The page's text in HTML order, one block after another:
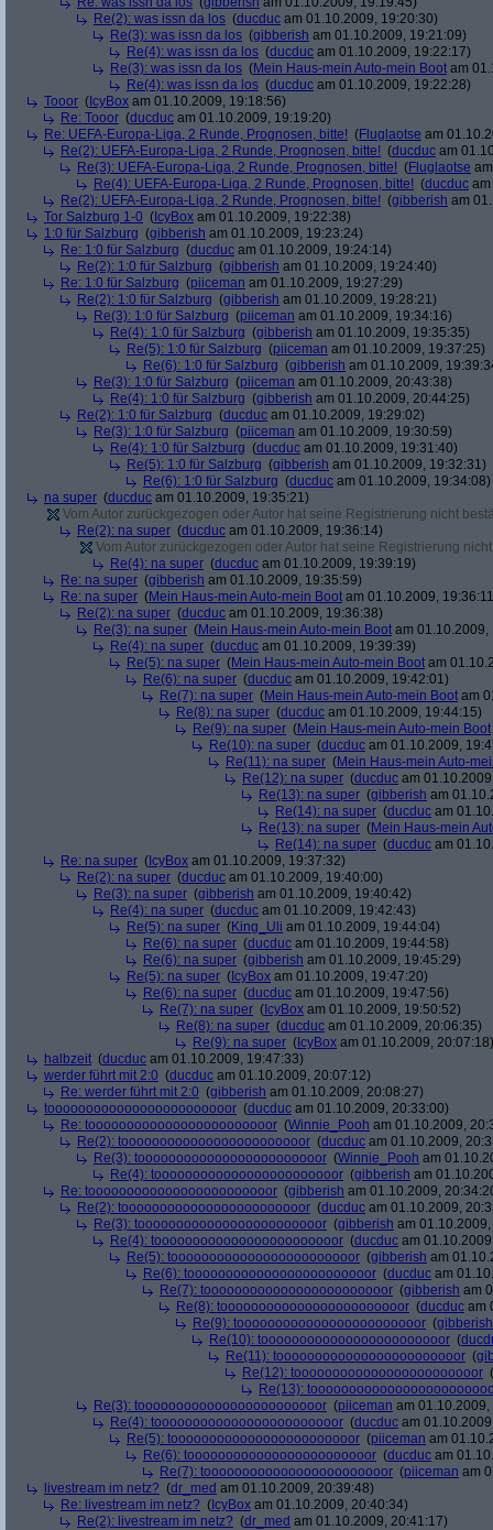
Re(2): was issn da los (ducduc am 01.10.2009, 19:20:30)
Re(3): was issn da los (gibberish am 01.10.2009, 19:21:09)
Re(4): was issn da los (ducduc am 01.10.2009, 19:22:17)
Re(3): was issn da los (Mein Haus-mein Auto-mein Boot am
Re(4): was issn da los (ducduc am 01.10.2009, 19:22:28)
Tooor ( IcyBox am 01.10.2009, 19:18:56)
Re: Tooor (ducduc am 01.10.2009, 19:19:20)
Re: UEFA-Europa-Liga, 2 Runde, Prognosen, bitte! (Fluglaotse am
Re(2): UEFA-Europa-Liga, 2 Runde, Prognosen, bitte! (ducduc am
Re(3): UEFA-Europa-Liga, 2 Runde, Prognosen, bitte! (Fluglaotse
Re(4): UEFA-Europa-Liga, 2 Runde, Prognosen, bitte! (ducduc
Re(2): UEFA-Europa-Liga, 2 Runde, Prognosen, bitte! (gibberish am
Tor Salzburg 1-0 ( IcyBox am 01.10.2009, 19:22:38)
1:0 für Salzburg (gibberish am 01.10.2009, 19:23:24)
Re: 1:0 für Salzburg (ducduc am 01.10.2009, 19:24:14)
Re(2): 1:0 für Salzburg (gibberish am 01.10.2009, 19:24:40)
Re: 1:0 für Salzburg (piiceman am 01.10.2009, 19:27:29)
Re(2): 1:0 für Salzburg (gibberish am 01.10.2009, 19:28:21)
Re(3): 1:0 für Salzburg (piiceman am 01.10.2009, 19:34:16)
Re(4): 1:0 für Salzburg (gibberish am 01.10.2009, 19:35:35)
Re(5): 1:0 für Salzburg (piiceman am 01.10.2009, 19:37:25)
Re(6): 1:0 für Salzburg (gibberish am 01.10.2009,
Re(3): 1:0 für Salzburg (piiceman am 01.10.2009, 20:43:38)
Re(4): 1:0 für Salzburg (gibberish am 01.10.2009, 20:44:25)
Re(2): 1:0 für Salzburg (ducduc am 01.10.2009, 19:29:02)
Re(3): 1:0 für Salzburg (piiceman am 01.10.2009, 19:30:59)
Re(4): 1:0 für Salzburg (ducduc am 01.10.2009, 19:31:40)
Re(5): 1:0 für Salzburg (gibberish am 01.10.2009, 19:32:31)
Re(6): 1:0 für Salzburg (ducduc am 01.10.2009, 19:34:08)
na super (ducduc am 01.10.2009, 19:35:21)
Vom Autor zurückgezogen oder Autor hat seine Registrierung nicht
Re(2): na super (ducduc am 01.10.2009, 19:36:14)
Vom Autor zurückgezogen oder Autor hat seine Registrierung
Re(4): na super (ducduc am 01.10.2009, 19:39:19)
Re: na super (gibberish am 01.10.2009, 19:35:59)
Re: na super (Mein Haus-mein Auto-mein Boot am 01.10.2009,
Re(2): na super (ducduc am 01.10.2009, 19:36:38)
Re(3): na super (Mein Haus-mein Auto-mein Boot am 01.10.2009,
Re(4): na super (ducduc am 01.10.2009, 19:39:39)
Re(5): na super (Mein Haus-mein Auto-mein Boot am
Re(6): na super (ducduc am 01.10.2009, 19:42:01)
Re(7): na super (Mein Haus-mein Auto-mein Boot am
Re(8): na super (ducduc am 01.10.2009, 19:44:15)
Re(9): na super (Mein Haus-mein Auto-mein Boot
Re(10): na super (ducduc am 01.10.2009,
Re(11): na super (Mein Haus-mein Auto-
Re(12): na super (ducduc am
Re(13): na super (gibberish am
Re(14): na super (ducduc am
Re(13): na super (Mein Haus-mein
Re(14): na super (ducduc am
Re: na super ( IcyBox am 01.10.2009, 19:37:32)
Re(2): na super (ducduc am 01.10.2009, 19:40:00)
Re(3): na super (gibberish am 01.10.2009, 19:40:42)
Re(4): na super (ducduc am 01.10.2009, 19:42:43)
Re(5): na super (King_Uli am 01.10.2009, 19:44:04)
Re(6): na super (ducduc am 01.10.2009, 19:44:58)
Re(6): na super (gibberish am 01.10.2009, 19:45:29)
Re(5): na super ( IcyBox am 01.10.2009, 19:47:20)
Re(6): na super (ducduc am 01.10.2009, 19:47:56)
Re(7): na super ( IcyBox am 01.10.2009, 19:50:52)
Re(8): na super (ducduc am 01.10.2009, 20:06:35)
Re(9): na super ( IcyBox am 01.10.2009, 20:07:18)
halbzeit (ducduc am 01.10.2009, 19:47:33)
werder führt mit 2:0 (ducduc am 01.10.2009, 20:07:12)
Re: werder führt mit 2:0 (gibberish am 01.10.2009, 20:08:27)
toooooooooooooooooooooooor (ducduc am 01.10.2009, 20:33:00)
Re: toooooooooooooooooooooooor (Winnie_Pooh am 01.10.2009,
Re(2): toooooooooooooooooooooooor (ducduc am 01.10.2009,
Re(3): toooooooooooooooooooooooor (Winnie_Pooh am
Re(4): toooooooooooooooooooooooor (gibberish am
Re: toooooooooooooooooooooooor (gibberish am 01.10.2009,
Re(2): toooooooooooooooooooooooor (ducduc am 01.10.2009,
Re(3): toooooooooooooooooooooooor (gibberish am
Re(4): toooooooooooooooooooooooor (ducduc am
Re(5): toooooooooooooooooooooooor (gibberish am
Re(6): toooooooooooooooooooooooor (ducduc am
Re(7): toooooooooooooooooooooooor (gibberish am
Re(8): toooooooooooooooooooooooor (ducduc am
Re(9): toooooooooooooooooooooooor (gibberish
Re(10): toooooooooooooooooooooooor (
Re(11): toooooooooooooooooooooooor (
Re(12): toooooooooooooooooooooooor (
Re(13):
Re(3): toooooooooooooooooooooooor (piiceman am
Re(4): toooooooooooooooooooooooor (ducduc am
Re(5): toooooooooooooooooooooooor (piiceman am
Re(6): toooooooooooooooooooooooor (ducduc am
Re(7): toooooooooooooooooooooooor (piiceman am
livestream im netz? (dr_med am 01.10.2009, 20:39:48)
Re: livestream im netz? ( IcyBox am 01.10.2009, 20:40:34)
Re(2): livestream im netz? (dr_med am 01.10.2009, 20:41:17)